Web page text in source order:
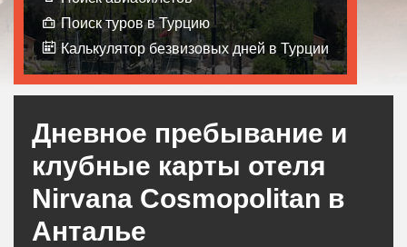
Поиск туров в Турцию
Калькулятор безвизовых дней в Турции
Дневное пребывание и
клубные карты отеля
Nirvana Cosmopolitan в
Анталье